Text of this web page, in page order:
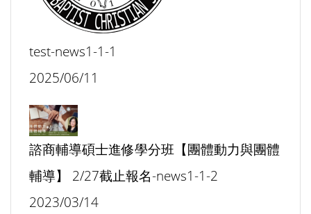
test-news1-1-1
2025/06/11
諮商輔導碩士進修學分班【團體動力與團體
輔導】 2/27截止報名-news1-1-2
2023/03/14